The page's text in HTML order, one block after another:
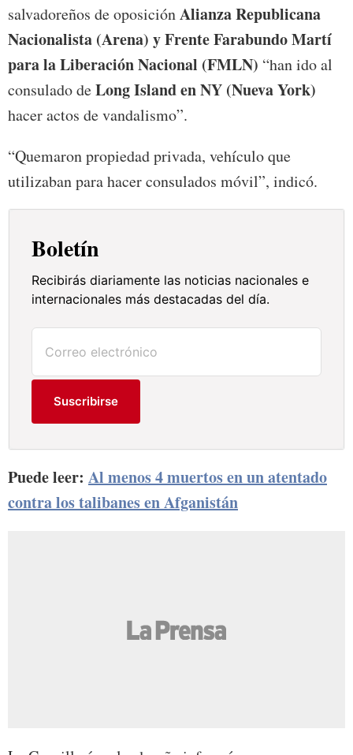
salvadoreños de oposiciónAlianza Republicana
Nacionalista (Arena) y Frente Farabundo Martí
para la Liberación Nacional (FMLN) “han ido al
consulado deLong Island en NY (Nueva York)
hacer actos de vandalismo”.
“Quemaron propiedad privada, vehículo que
utilizaban para hacer consulados móvil”, indicó.
Boletín
Recibirás diariamente las noticias nacionales e
internacionales más destacadas del día.
Suscribirse
Puede leer: Al menos 4 muertos en un atentado
contra los talibanes en Afganistán